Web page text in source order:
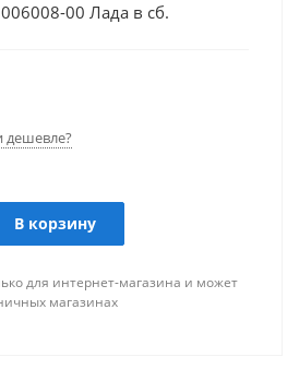
00 Лада в сб.
В корзину
для интернет-магазина и может
магазинах